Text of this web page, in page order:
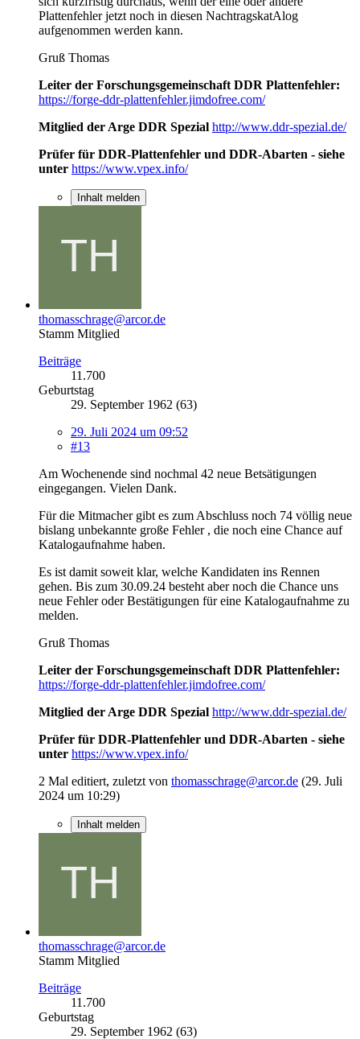
Plattenfehler jetzt noch in diesen NachtragskatAlog
aufgenommen werden kann.
Gruß Thomas
Leiter der Forschungsgemeinschaft DDR Plattenfehler:
https://forge-ddr-plattenfehler.jimdofree.com/
Mitglied der Arge DDR Spezial http://www.ddr-spezial.de/
Prüfer für DDR-Plattenfehler und DDR-Abarten - siehe
unter https://www.vpex.info/
Inhalt melden
thomasschrage@arcor.de
Stamm Mitglied
Beiträge
11.700
Geburtstag
29. September 1962 (63)
29. Juli 2024 um 09:52
#13
Am Wochenende sind nochmal 42 neue Betsätigungen
eingegangen. Vielen Dank.
Für die Mitmacher gibt es zum Abschluss noch 74 völlig neue
bislang unbekannte große Fehler , die noch eine Chance auf
Katalogaufnahme haben.
Es ist damit soweit klar, welche Kandidaten ins Rennen
gehen. Bis zum 30.09.24 besteht aber noch die Chance uns
neue Fehler oder Bestätigungen für eine Katalogaufnahme zu
melden.
Gruß Thomas
Leiter der Forschungsgemeinschaft DDR Plattenfehler:
https://forge-ddr-plattenfehler.jimdofree.com/
Mitglied der Arge DDR Spezial http://www.ddr-spezial.de/
Prüfer für DDR-Plattenfehler und DDR-Abarten - siehe
unter https://www.vpex.info/
2 Mal editiert, zuletzt von thomasschrage@arcor.de (29. Juli
2024 um 10:29)
Inhalt melden
thomasschrage@arcor.de
Stamm Mitglied
Beiträge
11.700
Geburtstag
29. September 1962 (63)